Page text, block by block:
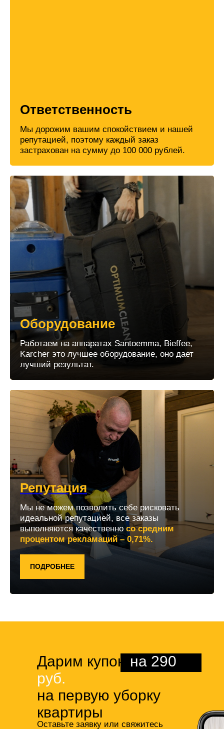
Ответственность
Мы дорожим вашим спокойствием и нашей
репутацией, поэтому каждый заказ
застрахован на сумму до 100 000 рублей.
Оборудование
Работаем на аппаратах Santoemma, Bieffee,
Karcher это лучшее оборудование, оно дает
лучший результат.
Репутация
Мы не можем позволить себе рисковать
идеальной репутацией, все заказы
выполняются качественно со средним
процентом рекламаций – 0,71%.
ПОДРОБНЕЕ
Оставьте заявку или свяжитесь
Дарим купон на 290
руб.
на первую уборку
квартиры